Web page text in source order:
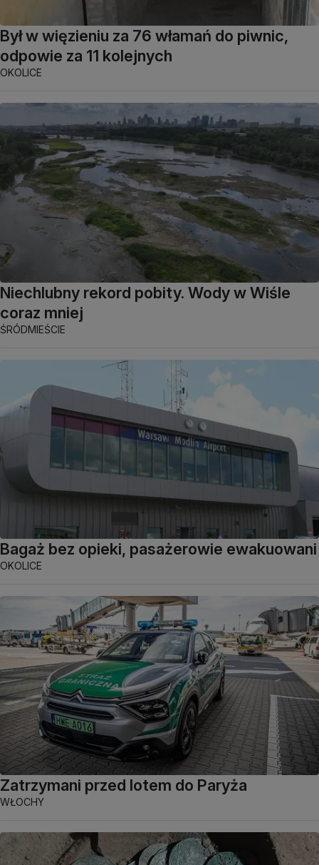
Był w więzieniu za 76 włamań do piwnic,
odpowie za 11 kolejnych
OKOLICE
Niechlubny rekord pobity. Wody w Wiśle
coraz mniej
ŚRÓDMIEŚCIE
Bagaż bez opieki, pasażerowie ewakuowani
OKOLICE
Zatrzymani przed lotem do Paryża
WŁOCHY